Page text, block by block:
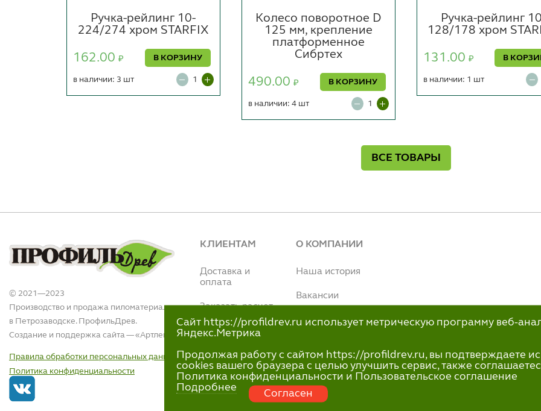
Ручка-рейлинг 10-
224/274 хром STARFIX
162.00 ₽ В КОРЗИНУ
в наличии: 3 шт
Колесо поворотное D
125 мм, крепление
платформенное
Сибртех
490.00 ₽ В КОРЗИНУ
в наличии: 4 шт
Ручка-рейлинг
128/178 хром
131.00 ₽ В
в наличии: 1 шт
ВСЕ ТОВАРЫ
© 2021—2023
Производство и продажа пиломатериалов
в Петрозаводске. ПрофильДрев.
Создание и поддержка сайта — «Артлекс
Правила обработки персональных данных
Политика конфиденциальности
КЛИЕНТАМ
Доставка и
оплата
Заказать расчет
Интернет магазин
(Вытегорское ш.,
+7 (911)-418-40-80
пн-пт 9:00 - 18:00
О КОМПАНИИ
Наша история
Вакансии
Наше производство
Сайт https://profildrev.ru использует метрическую программу веб-
Яндекс.Метрика
Продолжая работу с сайтом https://profildrev.ru, вы подтверждаете
cookies вашего браузера с целью улучшить сервис, также
Политика конфиденциальности и Пользовательское соглашение
Подробнее
Согласен